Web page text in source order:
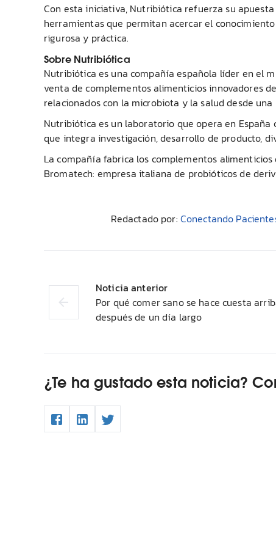
Con esta iniciativa, Nutribiótica refuerza su
herramientas que permitan acercar el
rigurosa y práctica.
Sobre Nutribiótica
Nutribiótica es una compañía española líder en el
venta de complementos alimenticios innovadores
relacionados con la microbiota y la salud desde una
Nutribiótica es un laboratorio que opera en
que integra investigación, desarrollo de producto,
La compañía fabrica los complementos
Bromatech: empresa italiana de probióticos de
Redactado por: Conectando
Noticia anterior
Por qué comer sano se hace cuesta
después de un día largo
¿Te ha gustado esta noticia?